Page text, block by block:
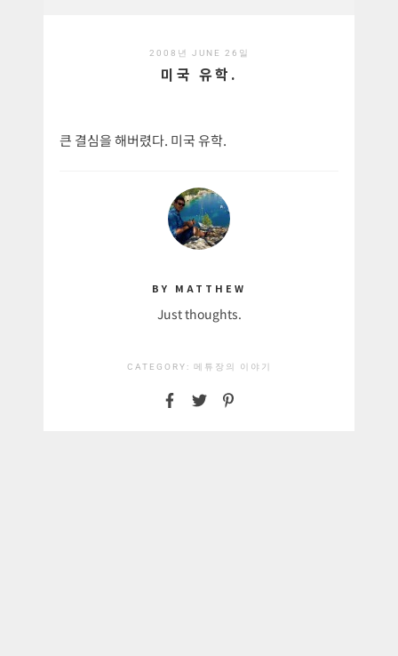
2008년 JUNE 26일
미국 유학.
큰 결심을 해버렸다. 미국 유학.
BY MATTHEW
Just thoughts.
CATEGORY: 메튜장의 이야기